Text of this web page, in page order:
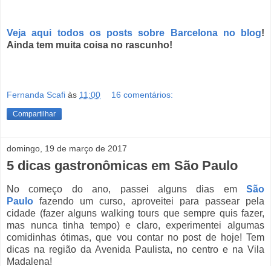
Veja aqui todos os posts sobre Barcelona no blog!
Ainda tem muita coisa no rascunho!
Fernanda Scafi às 11:00 16 comentários:
Compartilhar
domingo, 19 de março de 2017
5 dicas gastronômicas em São Paulo
No começo do ano, passei alguns dias em São
Paulo fazendo um curso, aproveitei para passear pela
cidade (fazer alguns walking tours que sempre quis fazer,
mas nunca tinha tempo) e claro, experimentei algumas
comidinhas ótimas, que vou contar no post de hoje! Tem
dicas na região da Avenida Paulista, no centro e na Vila
Madalena!